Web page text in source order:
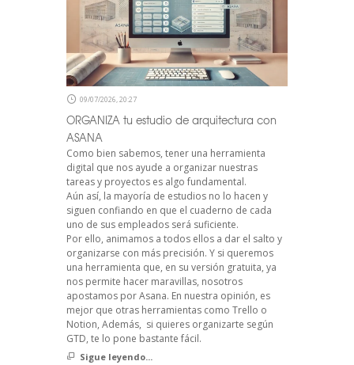
09/07/2026, 20:27
ORGANIZA tu estudio de arquitectura con
ASANA
Como bien sabemos, tener una herramienta
digital que nos ayude a organizar nuestras
tareas y proyectos es algo fundamental.
Aún así, la mayoría de estudios no lo hacen y
siguen confiando en que el cuaderno de cada
uno de sus empleados será suficiente.
Por ello, animamos a todos ellos a dar el salto y
organizarse con más precisión. Y si queremos
una herramienta que, en su versión gratuita, ya
nos permite hacer maravillas, nosotros
apostamos por Asana. En nuestra opinión, es
mejor que otras herramientas como Trello o
Notion, Además, si quieres organizarte según
GTD, te lo pone bastante fácil.
Sigue leyendo...